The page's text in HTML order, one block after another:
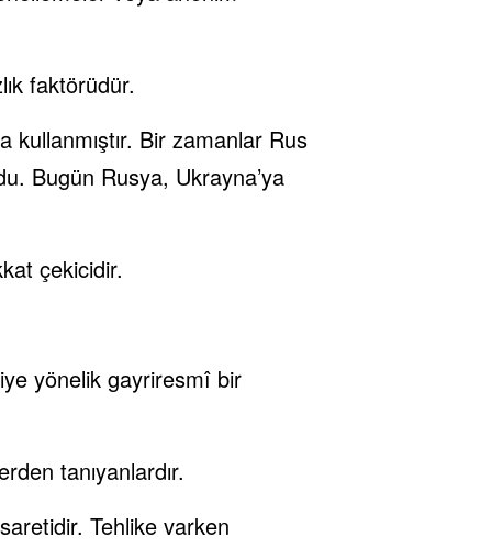
faktörüdür.
Bir zamanlar Rus
Bugün Rusya, Ukrayna’ya
çekicidir.
yönelik gayriresmî bir
tanıyanlardır.
Tehlike varken